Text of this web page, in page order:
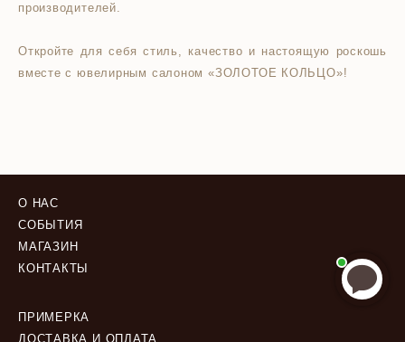
производителей.
Откройте для себя стиль, качество и настоящую роскошь
вместе с ювелирным салоном «ЗОЛОТОЕ КОЛЬЦО»!
О НАС
СОБЫТИЯ
МАГАЗИН
КОНТАКТЫ
ПРИМЕРКА
ДОСТАВКА И ОПЛАТА